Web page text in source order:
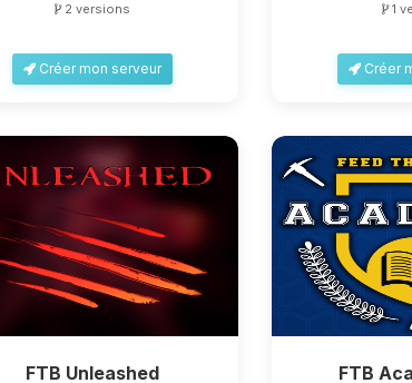
2 versions
Créer mon serveur
1
Créer
FTB Unleashed FTB